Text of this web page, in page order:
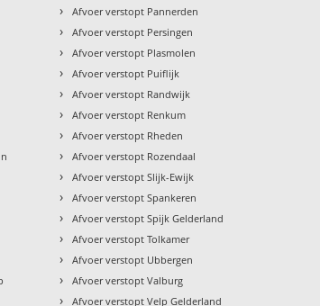
› Afvoer verstopt Pannerden
› Afvoer verstopt Persingen
› Afvoer verstopt Plasmolen
› Afvoer verstopt Puiflijk
› Afvoer verstopt Randwijk
› Afvoer verstopt Renkum
› Afvoer verstopt Rheden
› Afvoer verstopt Rozendaal
› Afvoer verstopt Slijk-Ewijk
› Afvoer verstopt Spankeren
› Afvoer verstopt Spijk Gelderland
› Afvoer verstopt Tolkamer
› Afvoer verstopt Ubbergen
› Afvoer verstopt Valburg
› Afvoer verstopt Velp Gelderland